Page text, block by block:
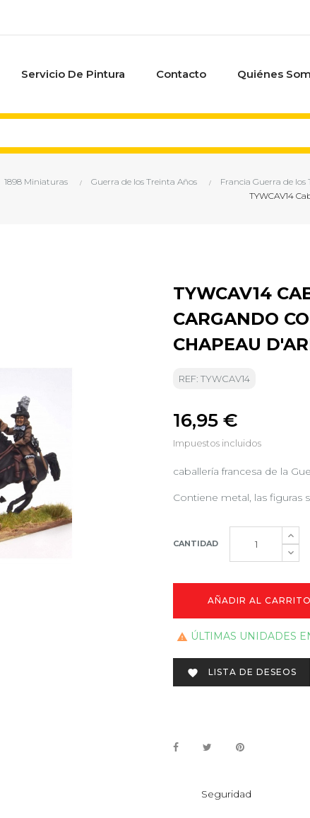
Servicio De Pintura Contacto Quiénes
1898 Miniaturas Guerra de los Treinta Años
Francia Guerra de los
TYWCAV14
TYWCAV14
CARGANDO
CHAPEAU
REF: TYWCAV14
16,95 €
Impuestos incluidos
caballería francesa de la
Contiene metal, las figuras
CANTIDAD
AÑADIR AL CARRITO
 ÚLTIMAS UNIDADES
 LISTA DE DESEOS
Seguridad